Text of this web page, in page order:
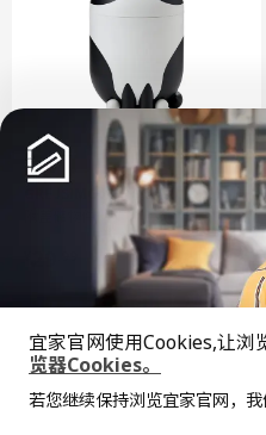
GREJSIMOJS 格雷希莫
¥ 29.99
毛孩子的零食罐和工具箱
抱歉，该商品在所选地区暂时缺货。
价格透明，设
宜家官网使用Cookies,让浏
览器Cookies。
若您继续保持浏览宜家官网，我